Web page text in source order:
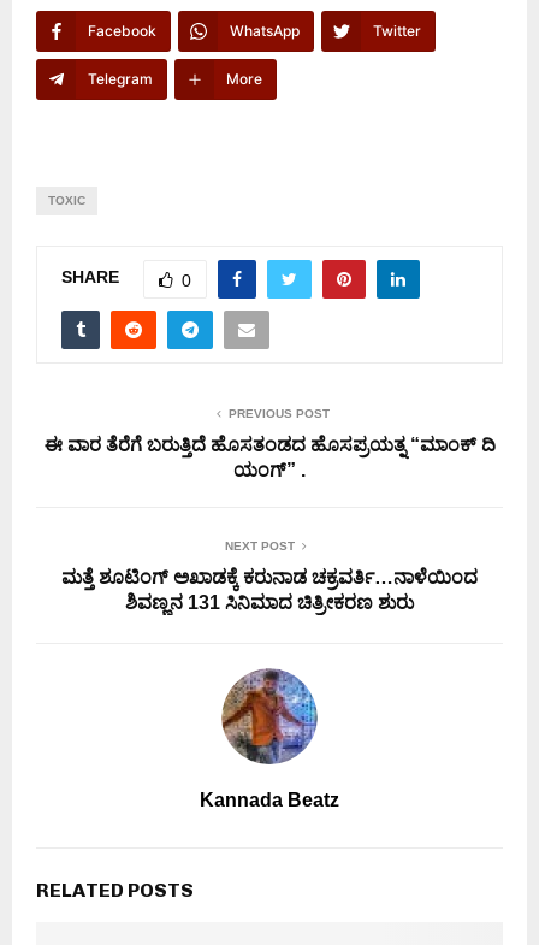
Facebook WhatsApp Twitter
Telegram More
TOXIC
SHARE 0
PREVIOUS POST
ಈ ವಾರ ತೆರೆಗೆ ಬರುತ್ತಿದೆ ಹೊಸತಂಡದ ಹೊಸಪ್ರಯತ್ನ “ಮಾಂಕ್ ದಿ
ಯಂಗ್” .
NEXT POST
ಮತ್ತೆ ಶೂಟಿಂಗ್ ಅಖಾಡಕ್ಕೆ ಕರುನಾಡ ಚಕ್ರವರ್ತಿ…ನಾಳೆಯಿಂದ
ಶಿವಣ್ಣನ 131 ಸಿನಿಮಾದ ಚಿತ್ರೀಕರಣ ಶುರು
Kannada Beatz
RELATED POSTS